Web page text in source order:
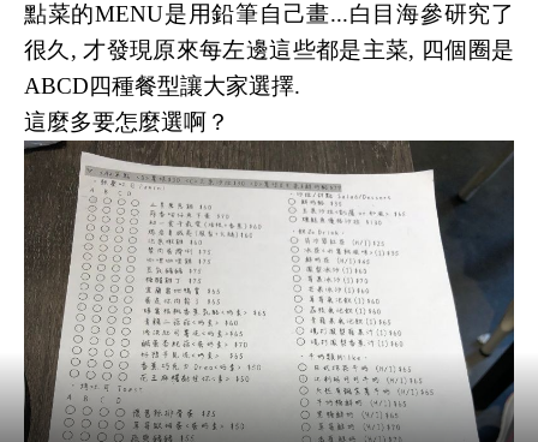
點菜的MENU是用鉛筆自己畫...白目海參研究了
很久, 才發現原來每左邊這些都是主菜, 四個圈是
ABCD四種餐型讓大家選擇.
這麼多要怎麼選啊？